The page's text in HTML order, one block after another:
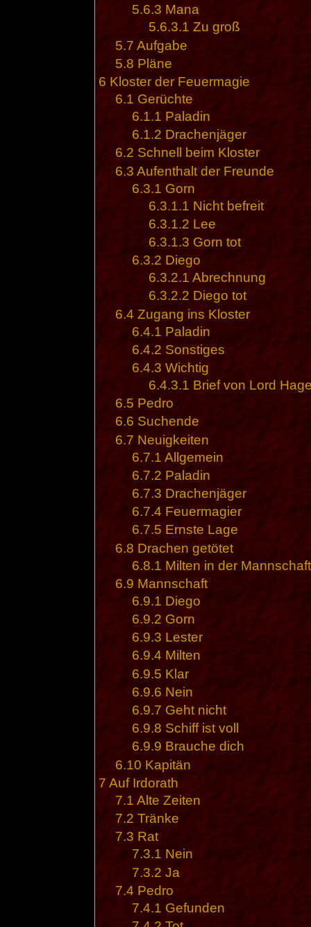
5.6.3 Mana
5.6.3.1 Zu groß
5.7 Aufgabe
5.8 Pläne
6 Kloster der Feuermagie
6.1 Gerüchte
6.1.1 Paladin
6.1.2 Drachenjäger
6.2 Schnell beim Kloster
6.3 Aufenthalt der Freunde
6.3.1 Gorn
6.3.1.1 Nicht befreit
6.3.1.2 Lee
6.3.1.3 Gorn tot
6.3.2 Diego
6.3.2.1 Abrechnung
6.3.2.2 Diego tot
6.4 Zugang ins Kloster
6.4.1 Paladin
6.4.2 Sonstiges
6.4.3 Wichtig
6.4.3.1 Brief von Lord
6.5 Pedro
6.6 Suchende
6.7 Neuigkeiten
6.7.1 Allgemein
6.7.2 Paladin
6.7.3 Drachenjäger
6.7.4 Feuermagier
6.7.5 Ernste Lage
6.8 Drachen getötet
6.8.1 Milten in der Mannschaft
6.9 Mannschaft
6.9.1 Diego
6.9.2 Gorn
6.9.3 Lester
6.9.4 Milten
6.9.5 Klar
6.9.6 Nein
6.9.7 Geht nicht
6.9.8 Schiff ist voll
6.9.9 Brauche dich
6.10 Kapitän
7 Auf Irdorath
7.1 Alte Zeiten
7.2 Tränke
7.3 Rat
7.3.1 Nein
7.3.2 Ja
7.4 Pedro
7.4.1 Gefunden